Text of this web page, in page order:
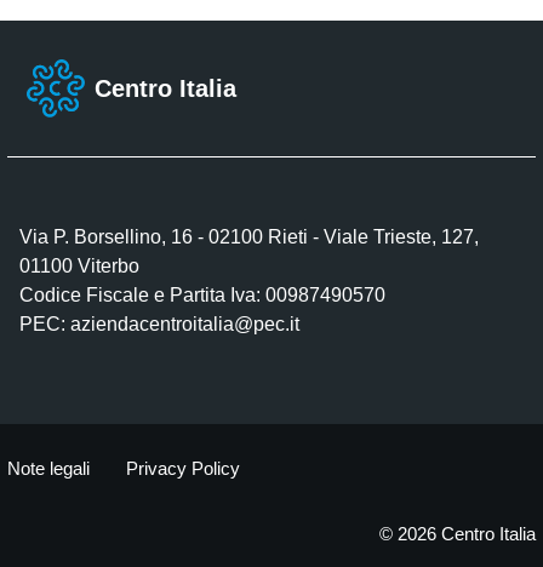
Centro Italia
Via P. Borsellino, 16 - 02100 Rieti - Viale Trieste, 127,
01100 Viterbo
Codice Fiscale e Partita Iva: 00987490570
PEC: aziendacentroitalia@pec.it
Note legali Privacy Policy
© 2026 Centro Italia